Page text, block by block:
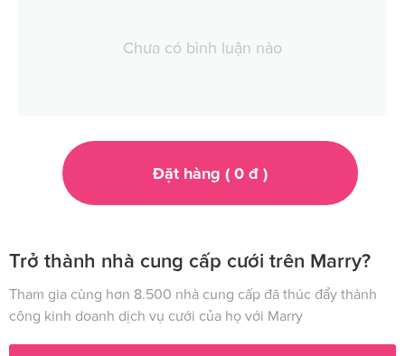
Chưa có bình luận nào
Đặt hàng ( 0đ )
Trở thành nhà cung cấp cưới trên Marry?
Tham gia cùng hơn 8.500 nhà cung cấp đã thúc đẩy thành
công kinh doanh dịch vụ cưới của họ với Marry